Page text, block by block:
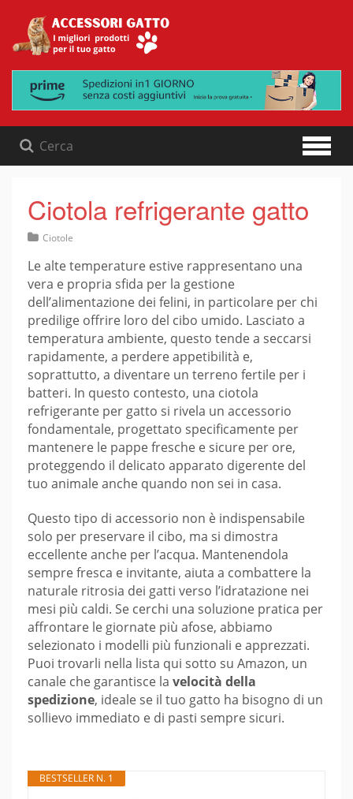
content
Ciotola refrigerante gatto
Ciotole
Le alte temperature estive rappresentano una
vera e propria sfida per la gestione
dell’alimentazione dei felini, in particolare per chi
predilige offrire loro del cibo umido. Lasciato a
temperatura ambiente, questo tende a seccarsi
rapidamente, a perdere appetibilità e,
soprattutto, a diventare un terreno fertile per i
batteri. In questo contesto, una ciotola
refrigerante per gatto si rivela un accessorio
fondamentale, progettato specificamente per
mantenere le pappe fresche e sicure per ore,
proteggendo il delicato apparato digerente del
tuo animale anche quando non sei in casa.
Questo tipo di accessorio non è indispensabile
solo per preservare il cibo, ma si dimostra
eccellente anche per l’acqua. Mantenendola
sempre fresca e invitante, aiuta a combattere la
naturale ritrosia dei gatti verso l’idratazione nei
mesi più caldi. Se cerchi una soluzione pratica per
affrontare le giornate più afose, abbiamo
selezionato i modelli più funzionali e apprezzati.
Puoi trovarli nella lista qui sotto su Amazon, un
canale che garantisce la velocità della
spedizione, ideale se il tuo gatto ha bisogno di un
sollievo immediato e di pasti sempre sicuri.
BESTSELLER N. 1